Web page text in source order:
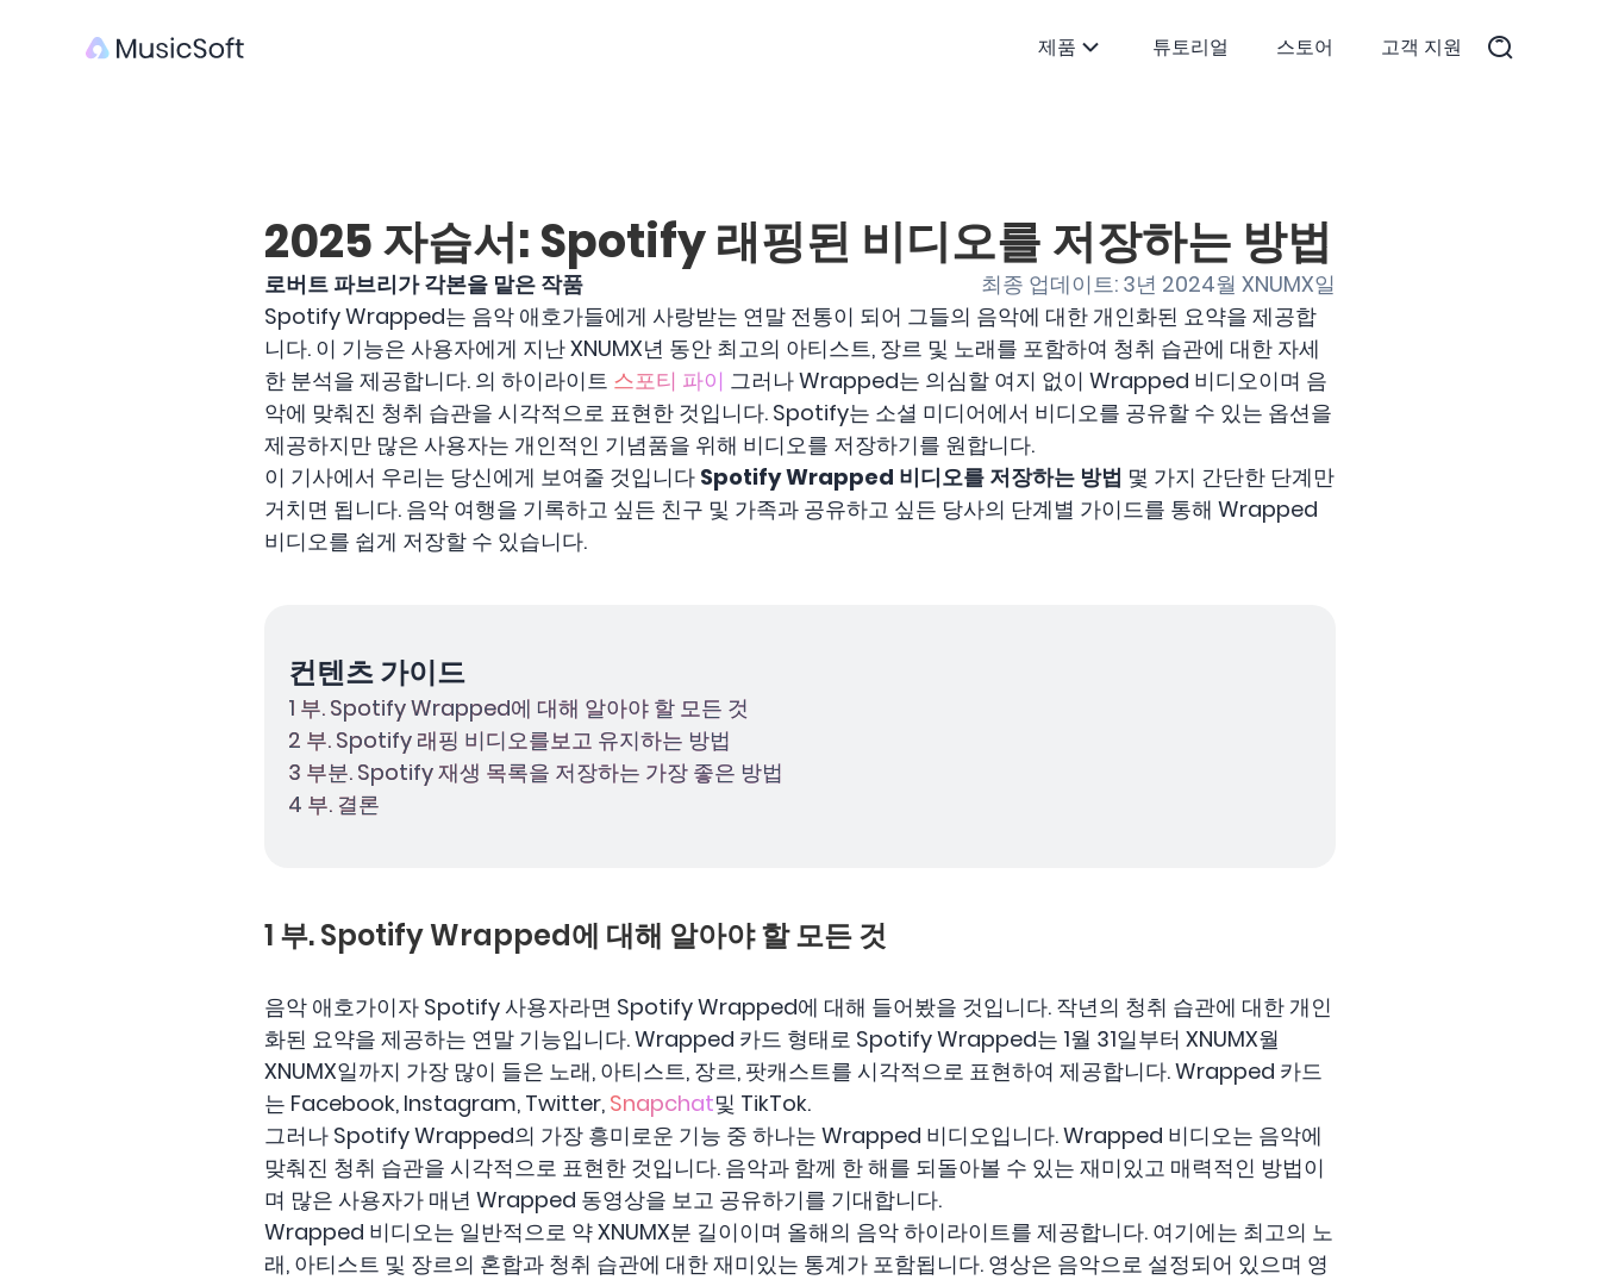
제품 튜토리얼 스토어 고객 지원
2025 자습서: Spotify 래핑된 비디오를 저장하는 방법
로버트 파브리가 각본을 맡은 작품
최종 업데이트: 3년 2024월 XNUMX일
Spotify Wrapped는 음악 애호가들에게 사랑받는 연말 전통이 되어 그들의 음악에 대한 개인화된 요약을 제공합
니다. 이 기능은 사용자에게 지난 XNUMX년 동안 최고의 아티스트, 장르 및 노래를 포함하여 청취 습관에 대한 자세
한 분석을 제공합니다. 의 하이라이트 스포티 파이 그러나 Wrapped는 의심할 여지 없이 Wrapped 비디오이며 음
악에 맞춰진 청취 습관을 시각적으로 표현한 것입니다. Spotify는 소셜 미디어에서 비디오를 공유할 수 있는 옵션을
제공하지만 많은 사용자는 개인적인 기념품을 위해 비디오를 저장하기를 원합니다.
이 기사에서 우리는 당신에게 보여줄 것입니다 Spotify Wrapped 비디오를 저장하는 방법 몇 가지 간단한 단계만
거치면 됩니다. 음악 여행을 기록하고 싶든 친구 및 가족과 공유하고 싶든 당사의 단계별 가이드를 통해 Wrapped
비디오를 쉽게 저장할 수 있습니다.
컨텐츠 가이드
1 부. Spotify Wrapped에 대해 알아야 할 모든 것
2 부. Spotify 래핑 비디오를보고 유지하는 방법
3 부분. Spotify 재생 목록을 저장하는 가장 좋은 방법
4 부. 결론
1 부. Spotify Wrapped에 대해 알아야 할 모든 것
음악 애호가이자 Spotify 사용자라면 Spotify Wrapped에 대해 들어봤을 것입니다. 작년의 청취 습관에 대한 개인
화된 요약을 제공하는 연말 기능입니다. Wrapped 카드 형태로 Spotify Wrapped는 1월 31일부터 XNUMX월
XNUMX일까지 가장 많이 들은 노래, 아티스트, 장르, 팟캐스트를 시각적으로 표현하여 제공합니다. Wrapped 카드
는 Facebook, Instagram, Twitter, Snapchat및 TikTok.
그러나 Spotify Wrapped의 가장 흥미로운 기능 중 하나는 Wrapped 비디오입니다. Wrapped 비디오는 음악에
맞춰진 청취 습관을 시각적으로 표현한 것입니다. 음악과 함께 한 해를 되돌아볼 수 있는 재미있고 매력적인 방법이
며 많은 사용자가 매년 Wrapped 동영상을 보고 공유하기를 기대합니다.
Wrapped 비디오는 일반적으로 약 XNUMX분 길이이며 올해의 음악 하이라이트를 제공합니다. 여기에는 최고의 노
래, 아티스트 및 장르의 혼합과 청취 습관에 대한 재미있는 통계가 포함됩니다. 영상은 음악으로 설정되어 있으며 영